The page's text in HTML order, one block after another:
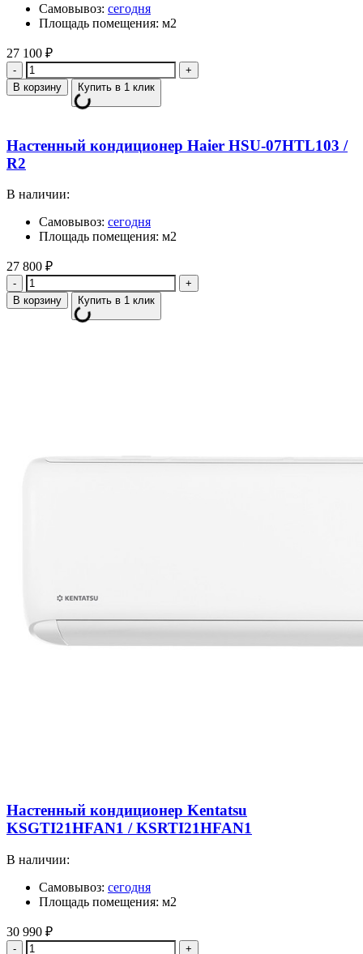
Самовывоз: сегодня
Площадь помещения: м2
27 100 ₽
Количество
В корзину Купить в 1 клик
Настенный кондиционер Haier HSU-07HTL103 /
R2
В наличии:
Самовывоз: сегодня
Площадь помещения: м2
27 800 ₽
Количество
В корзину Купить в 1 клик
Настенный кондиционер Kentatsu
KSGTI21HFAN1 / KSRTI21HFAN1
В наличии:
Самовывоз: сегодня
Площадь помещения: м2
30 990 ₽
Количество